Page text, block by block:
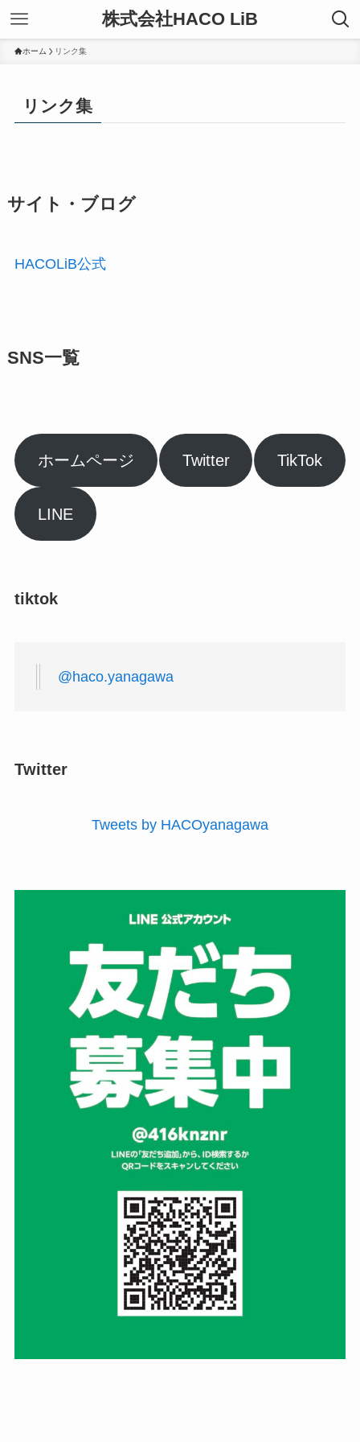
株式会社HACO LiB
ホーム リンク集
リンク集
サイト・ブログ
HACOLiB公式
SNS一覧
ホームページ Twitter TikTok
LINE
tiktok
@haco.yanagawa
Twitter
Tweets by HACOyanagawa